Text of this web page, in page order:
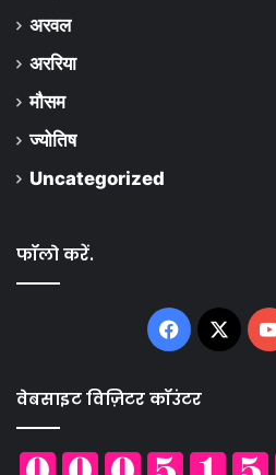
अरवल
अररिया
मौसम
ज्योतिष
Uncategorized
फॉलो करें.
Facebook
X
वेबसाइट विज़िटर कॉउंटर